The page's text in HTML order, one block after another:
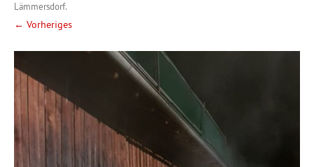
Lämmersdorf.
← Vorheriges